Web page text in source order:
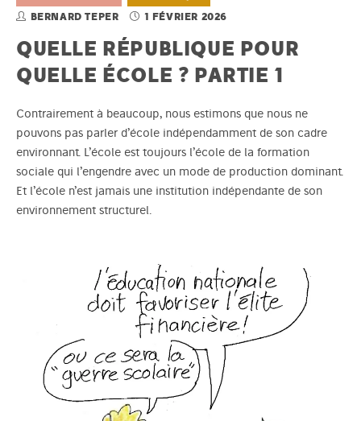
BERNARD TEPER 1 FÉVRIER 2026
QUELLE RÉPUBLIQUE POUR
QUELLE ÉCOLE ? PARTIE 1
Contrairement à beaucoup, nous estimons que nous ne
pouvons pas parler d’école indépendamment de son cadre
environnant. L’école est toujours l’école de la formation
sociale qui l’engendre avec un mode de production dominant.
Et l’école n’est jamais une institution indépendante de son
environnement structurel.